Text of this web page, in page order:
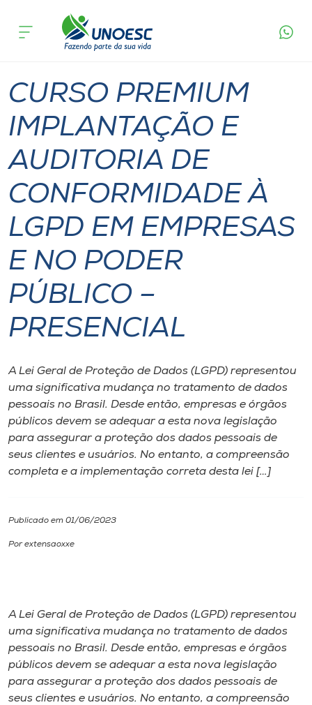
Cursos
Pesquisa
Atendimento ao Estudante
Portal de Ensino
Unoesc
Internacionalização
Diplomados
Cultura
CPA
Editora
Museu
Unoesc
Store
acontece
NO PODER PÚBLICO – PRESENCIAL
CURSO PREMIUM
IMPLANTAÇÃO E
AUDITORIA DE
CONFORMIDADE À
LGPD EM EMPRESAS
E NO PODER
PÚBLICO –
PRESENCIAL
A Lei Geral de Proteção de Dados (LGPD) representou
uma significativa mudança no tratamento de dados
pessoais no Brasil. Desde então, empresas e órgãos
públicos devem se adequar a esta nova legislação
para assegurar a proteção dos dados pessoais de
seus clientes e usuários. No entanto, a compreensão
completa e a implementação correta desta lei […]
Publicado em 01/06/2023
Por extensaoxxe
A Lei Geral de Proteção de Dados (LGPD) representou
uma significativa mudança no tratamento de dados
pessoais no Brasil. Desde então, empresas e órgãos
públicos devem se adequar a esta nova legislação
para assegurar a proteção dos dados pessoais de
seus clientes e usuários. No entanto, a compreensão